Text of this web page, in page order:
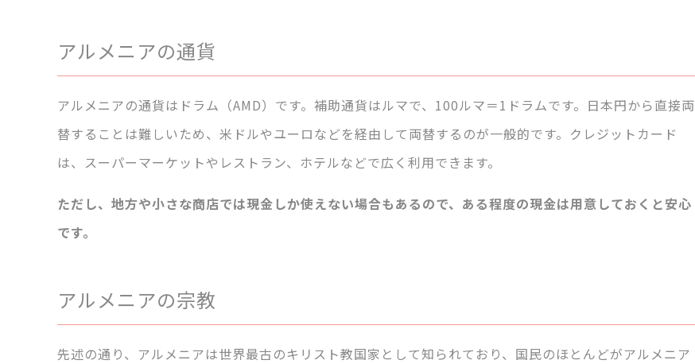
アルメニアの通貨
アルメニアの通貨はドラム（AMD）です。補助通貨はルマで、100ルマ＝1ドラムです。日本円から直接両
替することは難しいため、米ドルやユーロなどを経由して両替するのが一般的です。クレジットカード
は、スーパーマーケットやレストラン、ホテルなどで広く利用できます。
ただし、地方や小さな商店では現金しか使えない場合もあるので、ある程度の現金は用意しておくと安心
です。
アルメニアの宗教
先述の通り、アルメニアは世界最古のキリスト教国家として知られており、国民のほとんどがアルメニア